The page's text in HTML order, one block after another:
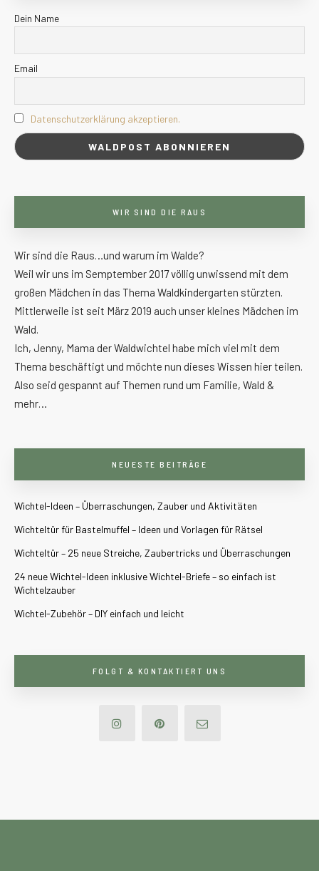
Dein Name
Email
Datenschutzerklärung akzeptieren.
WIR SIND DIE RAUS
Wir sind die Raus…und warum im Walde?
Weil wir uns im Semptember 2017 völlig unwissend mit dem
großen Mädchen in das Thema Waldkindergarten stürzten.
Mittlerweile ist seit März 2019 auch unser kleines Mädchen im
Wald.
Ich, Jenny, Mama der Waldwichtel habe mich viel mit dem
Thema beschäftigt und möchte nun dieses Wissen hier teilen.
Also seid gespannt auf Themen rund um Familie, Wald &
mehr…
NEUESTE BEITRÄGE
Wichtel-Ideen – Überraschungen, Zauber und Aktivitäten
Wichteltür für Bastelmuffel – Ideen und Vorlagen für Rätsel
Wichteltür – 25 neue Streiche, Zaubertricks und Überraschungen
24 neue Wichtel-Ideen inklusive Wichtel-Briefe – so einfach ist
Wichtelzauber
Wichtel-Zubehör – DIY einfach und leicht
FOLGT & KONTAKTIERT UNS